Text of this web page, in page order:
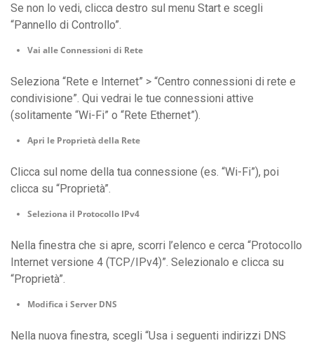
Se non lo vedi, clicca destro sul menu Start e scegli
“Pannello di Controllo”.
Vai alle Connessioni di Rete
Seleziona “Rete e Internet” > “Centro connessioni di rete e
condivisione”. Qui vedrai le tue connessioni attive
(solitamente “Wi-Fi” o “Rete Ethernet”).
Apri le Proprietà della Rete
Clicca sul nome della tua connessione (es. “Wi-Fi”), poi
clicca su “Proprietà”.
Seleziona il Protocollo IPv4
Nella finestra che si apre, scorri l’elenco e cerca “Protocollo
Internet versione 4 (TCP/IPv4)”. Selezionalo e clicca su
“Proprietà”.
Modifica i Server DNS
Nella nuova finestra, scegli “Usa i seguenti indirizzi DNS